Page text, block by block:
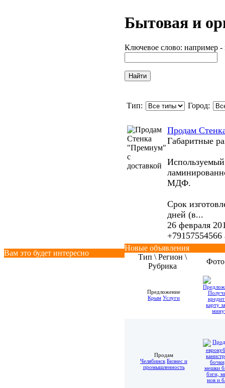
Вам это будет интересно
Бытовая и
Ключевое слово: например
Тип: Город:
Продам
Габаритные
Используемый
МДФ.
Срок
дней (в...
26 февраля
+79157554566
Новые объявления
Тип \ Регион \
Рубрика
Фото
Предложение
Крым Услуги
Продам
Челябинск Бизнес и
промышленность